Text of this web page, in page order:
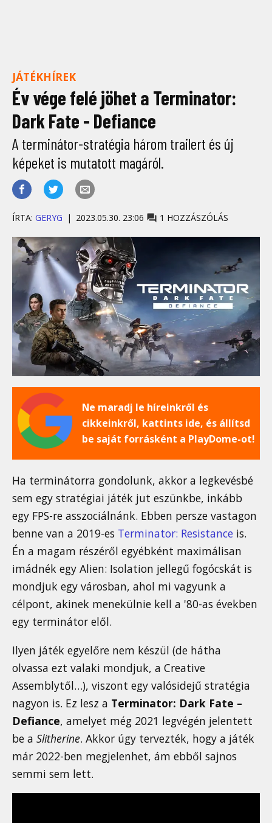
JÁTÉKHÍREK
Év vége felé jöhet a Terminator:
Dark Fate - Defiance
A terminátor-stratégia három trailert és új
képeket is mutatott magáról.
ÍRTA: GERYG 2023.05.30. 23:06 1 HOZZÁSZÓLÁS
Ne maradj le híreinkről és
cikkeinkről, kattints ide, és állítsd
be saját forrásként a PlayDome-ot!
Ha terminátorra gondolunk, akkor a legkevésbé
sem egy stratégiai játék jut eszünkbe, inkább
egy FPS-re asszociálnánk. Ebben persze vastagon
benne van a 2019-es Terminator: Resistance is.
Én a magam részéről egyébként maximálisan
imádnék egy Alien: Isolation jellegű fogócskát is
mondjuk egy városban, ahol mi vagyunk a
célpont, akinek menekülnie kell a '80-as években
egy terminátor elől.
Ilyen játék egyelőre nem készül (de hátha
olvassa ezt valaki mondjuk, a Creative
Assemblytől…), viszont egy valósidejű stratégia
nagyon is. Ez lesz a Terminator: Dark Fate –
Defiance, amelyet még 2021 legvégén jelentett
be a Slitherine. Akkor úgy tervezték, hogy a játék
már 2022-ben megjelenhet, ám ebből sajnos
semmi sem lett.